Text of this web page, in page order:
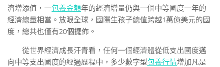
濟增添值，一包養金額年的經濟增量仍與一個中等國度一年的
經濟總量相當。放眼全球，國際生孩子總值跨越1萬億美元的國
度，總共也僅有20個擺佈。
從世界經濟成長汗青看，任何一個經濟體從低支出國度邁
向中等支出國度的經過歷程中，多少數字型包養行情增加凡是